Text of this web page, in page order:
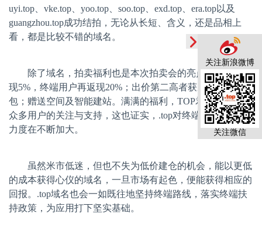
关注新浪微博
关注微信
uyi.top
vke.top yoo.top soo.top exd.top era.top以及
guangzhou.top成功结拍，无论从长短、含义，还是品相上
看，都是比较不错的域名。
除了域名，拍卖福利也是本次拍卖会的亮点：成交即返
现5% ，终端用户再返现20% ；出价第二高者获成交价3%红
包；赠送空间及智能建站。满满的福利， TOP君自然赢得了
众多用户的关注与支持，这也证实， .top对终端用户的扶持
力度在不断加大。
虽然米市低迷，但也不失为低价建仓的机会，能以更低
的成本获得心仪的域名，一旦市场有起色，便能获得相应的
回报。 .top域名也会一如既往地坚持终端路线，落实终端扶
持政策，为应用打下坚实基础。